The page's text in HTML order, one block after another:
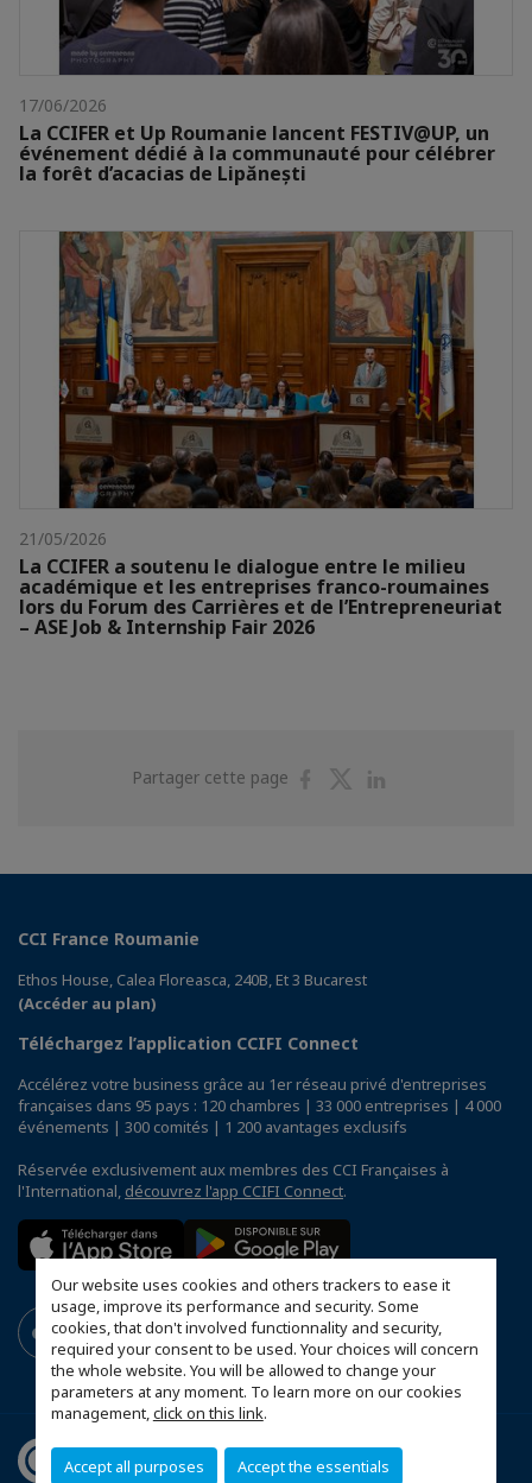
Our website uses cookies and others trackers to ease it
usage, improve its performance and security. Some
cookies, that don't involved functionnality and security,
required your consent to be used. Your choices will concern
the whole website. You will be allowed to change your
parameters at any moment. To learn more on our cookies
management,click on this link.
Accept all purposes Accept the essentials
17/06/2026
La CCIFER et Up Roumanie lancent FESTIV@UP, un
événement dédié à la communauté pour célébrer
la forêt d’acacias de Lipănești
21/05/2026
La CCIFER a soutenu le dialogue entre le milieu
académique et les entreprises franco-roumaines
lors du Forum des Carrières et de l’Entrepreneuriat
– ASE Job & Internship Fair 2026
Partager cette page
PartagerPartager
CCI France Roumanie
Ethos House, Calea Floreasca, 240B, Et 3 Bucarest
(Accéder au plan)
Téléchargez l’application CCIFI Connect
Accélérez votre business grâce au 1er réseau privé d'entreprises
françaises dans 95 pays : 120 chambres | 33 000 entreprises | 4 000
événements | 300 comités | 1 200 avantages exclusifs
Réservée exclusivement aux membres des CCI Françaises à
l'International, découvrez l'app CCIFI Connect.